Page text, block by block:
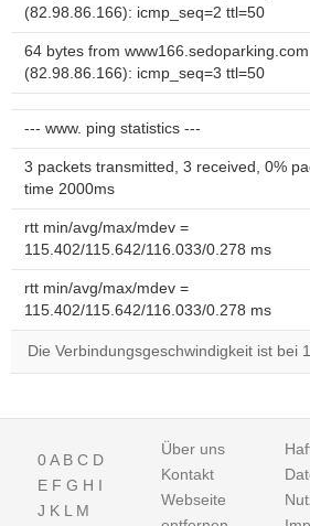
(82.98.86.166): icmp_seq=2 ttl=50
64 bytes from www166.sedoparking.com
(82.98.86.166): icmp_seq=3 ttl=50
--- www. ping statistics ---
3 packets transmitted, 3 received, 0%
time 2000ms
rtt min/avg/max/mdev =
115.402/115.642/116.033/0.278 ms
rtt min/avg/max/mdev =
115.402/115.642/116.033/0.278 ms
Die Verbindungsgeschwindigkeit ist bei
0A B C D
E F G H I
J K L M
Über uns
Kontakt
Webseite